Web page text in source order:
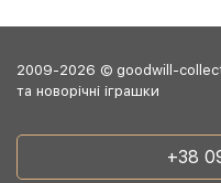
2009-2026 © goodwill-
та новорічні іграшки
+38